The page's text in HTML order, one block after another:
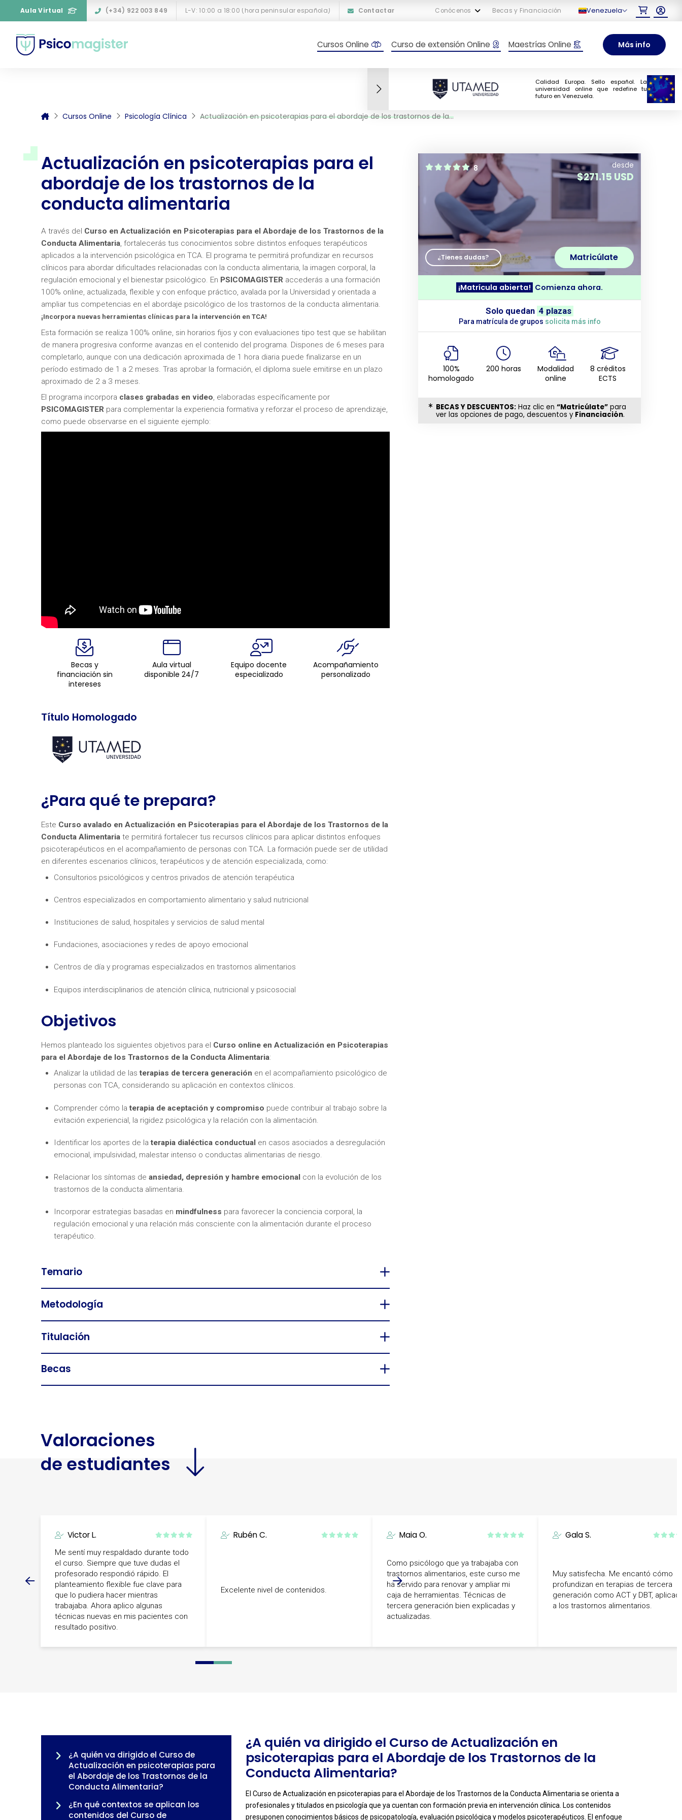
Aula Virtual (+34) 922 003 849 L-V: 10:00 a 18:00 (hora peninsular española) Contactar Conócenos Becas y Financiación Venezuela
Cursos Online Curso de extensión Online Maestrías Online Más info
Calidad Europa. Sello español. La
universidad online que redefine tu
futuro en Venezuela.
Cursos Online Psicología Clínica Actualización en psicoterapias para el abordaje de los trastornos de la conducta alimentaria
Actualización en psicoterapias para el
abordaje de los trastornos de la
conducta alimentaria
A través del Curso en Actualización en Psicoterapias para el Abordaje de los Trastornos de la
Conducta Alimentaria, fortalecerás tus conocimientos sobre distintos enfoques terapéuticos
aplicados a la intervención psicológica en TCA. El programa te permitirá profundizar en recursos
clínicos para abordar dificultades relacionadas con la conducta alimentaria, la imagen corporal, la
regulación emocional y el bienestar psicológico. En PSICOMAGISTERaccederás a una formación
100% online, actualizada, flexible y con enfoque práctico, avalada por la Universidad y orientada a
ampliar tus competencias en el abordaje psicológico de los trastornos de la conducta alimentaria.
¡Incorpora nuevas herramientas clínicas para la intervención en TCA!
Esta formación se realiza 100% online, sin horarios fijos y con evaluaciones tipo test que se habilitan
de manera progresiva conforme avanzas en el contenido del programa. Dispones de 6 meses para
completarlo, aunque con una dedicación aproximada de 1 hora diaria puede finalizarse en un
período estimado de 1 a 2 meses. Tras aprobar la formación, el diploma suele emitirse en un plazo
aproximado de 2 a 3 meses.
El programa incorpora clases grabadas en video, elaboradas específicamente por
PSICOMAGISTERpara complementar la experiencia formativa y reforzar el proceso de aprendizaje,
como puede observarse en el siguiente ejemplo:
Becas y
financiación sin
intereses
Aula virtual
disponible 24/7
Equipo docente
especializado
Acompañamiento
personalizado
Título Homologado
¿Para qué te prepara?
Este Curso avalado en Actualización en Psicoterapias para el Abordaje de los Trastornos de la
Conducta Alimentariate permitirá fortalecer tus recursos clínicos para aplicar distintos enfoques
psicoterapéuticos en el acompañamiento de personas con TCA. La formación puede ser de utilidad
en diferentes escenarios clínicos, terapéuticos y de atención especializada, como:
Consultorios psicológicos y centros privados de atención terapéutica
Centros especializados en comportamiento alimentario y salud nutricional
Instituciones de salud, hospitales y servicios de salud mental
Fundaciones, asociaciones y redes de apoyo emocional
Centros de día y programas especializados en trastornos alimentarios
Equipos interdisciplinarios de atención clínica, nutricional y psicosocial
Objetivos
Hemos planteado los siguientes objetivos para el Curso online en Actualización en Psicoterapias
para el Abordaje de los Trastornos de la Conducta Alimentaria:
Analizar la utilidad de lasterapias de tercera generación en el acompañamiento psicológico de
personas con TCA, considerando su aplicación en contextos clínicos.
Comprender cómo laterapia de aceptación y compromiso puede contribuir al trabajo sobre la
evitación experiencial, la rigidez psicológica y la relación con la alimentación.
Identificar los aportes de laterapia dialéctica conductual en casos asociados a desregulación
emocional, impulsividad, malestar intenso o conductas alimentarias de riesgo.
Relacionar los síntomas deansiedad, depresión y hambre emocional con la evolución de los
trastornos de la conducta alimentaria.
Incorporar estrategias basadas en mindfulness para favorecer la conciencia corporal, la
regulación emocional y una relación más consciente con la alimentación durante el proceso
terapéutico.
Temario
Metodología
Titulación
Becas
Valoraciones
de estudiantes
Victor L.
Me sentí muy respaldado durante todo
el curso. Siempre que tuve dudas el
profesorado respondió rápido. El
planteamiento flexible fue clave para
que lo pudiera hacer mientras
trabajaba. Ahora aplico algunas
técnicas nuevas en mis pacientes con
resultado positivo.
Rubén C.
Excelente nivel de contenidos.
Maia O.
Como psicólogo que ya trabajaba con
trastornos alimentarios, este curso me
ha servido para renovar y ampliar mi
caja de herramientas. Técnicas de
tercera generación bien explicadas y
actualizadas.
Gala S.
Muy satisfecha. Me encantó cómo
profundizan en terapias de tercera
generación como ACT y DBT,
a los trastornos alimentarios.
0 1 2 3
8 desde
$271.15 USD
¿Tienes dudas? Matricúlate
¡Matrícula abierta! Comienza ahora.
Solo quedan 4 plazas
Para matrícula de grupos solicita más info
100%
homologado
200 horas
Modalidad
online
8 créditos
ECTS
BECAS Y DESCUENTOS:Haz clic en “Matricúlate”para
ver las opciones de pago, descuentos y Financiación.
¿A quién va dirigido el Curso de
Actualización en psicoterapias para
el Abordaje de los Trastornos de la
Conducta Alimentaria?
¿En qué contextos se aplican los
contenidos del Curso de
¿A quién va dirigido el Curso de Actualización en
psicoterapias para el Abordaje de los Trastornos de la
Conducta Alimentaria?
El Curso de Actualización en psicoterapias para el Abordaje de los Trastornos de la Conducta Alimentaria se orienta a
profesionales y titulados en psicología que ya cuentan con formación previa en intervención clínica. Los contenidos
presuponen conocimientos básicos de psicopatología, evaluación psicológica y modelos psicoterapéuticos. El enfoque
-